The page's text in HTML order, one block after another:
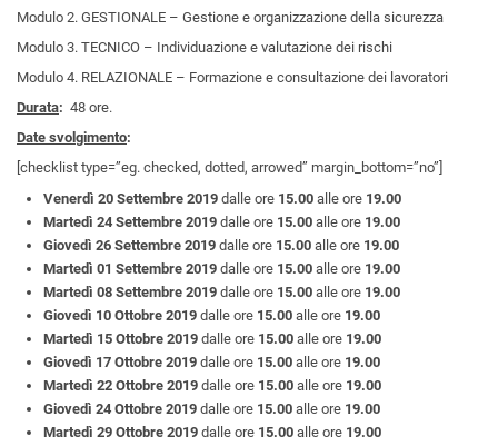
Modulo 2. GESTIONALE – Gestione e organizzazione della sicurezza
Modulo 3. TECNICO – Individuazione e valutazione dei rischi
Modulo 4. RELAZIONALE – Formazione e consultazione dei lavoratori
Durata: 48 ore.
Date svolgimento:
[checklist type=”eg. checked, dotted, arrowed” margin_bottom=”no”]
Venerdì 20 Settembre 2019 dalle ore 15.00 alle ore 19.00
Martedì 24 Settembre 2019 dalle ore 15.00 alle ore 19.00
Giovedì 26 Settembre 2019 dalle ore 15.00 alle ore 19.00
Martedì 01 Settembre 2019 dalle ore 15.00 alle ore 19.00
Martedì 08 Settembre 2019 dalle ore 15.00 alle ore 19.00
Giovedì 10 Ottobre 2019 dalle ore 15.00 alle ore 19.00
Martedì 15 Ottobre 2019 dalle ore 15.00 alle ore 19.00
Giovedì 17 Ottobre 2019 dalle ore 15.00 alle ore 19.00
Martedì 22 Ottobre 2019 dalle ore 15.00 alle ore 19.00
Giovedì 24 Ottobre 2019 dalle ore 15.00 alle ore 19.00
Martedì 29 Ottobre 2019 dalle ore 15.00 alle ore 19.00